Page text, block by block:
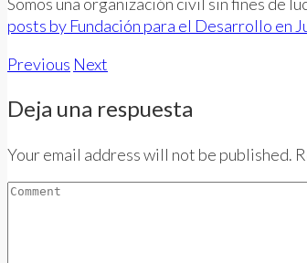
posts by Fundación para el Desarrollo en
Previous Next
Deja una respuesta
Your email address will not be published.